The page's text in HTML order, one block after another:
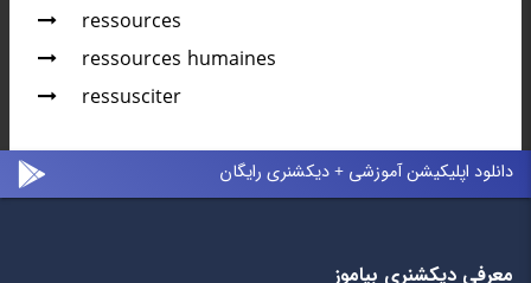
ressources
ressources humaines
ressusciter
دانلود اپلیکیشن آموزشی + دیکشنری رایگان
معرفی دیکشنری بیاموز